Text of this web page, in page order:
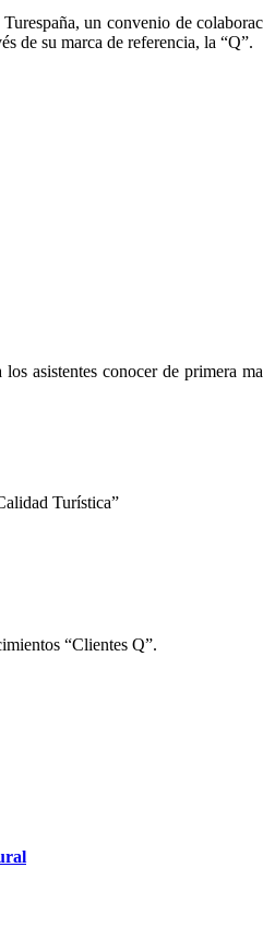
un convenio de
de su marca de referencia, la “Q”.
asistentes conocer de primera
Turística”
“Clientes Q”.